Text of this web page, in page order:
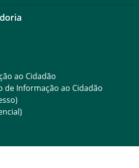
ao Cidadão
de Informação ao Cidadão